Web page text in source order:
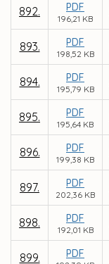
892. PDF
196,21 KB
893. PDF
198,52 KB
894. PDF
195,79 KB
895. PDF
195,64 KB
896. PDF
199,38 KB
897. PDF
202,36 KB
898. PDF
192,01 KB
899. PDF